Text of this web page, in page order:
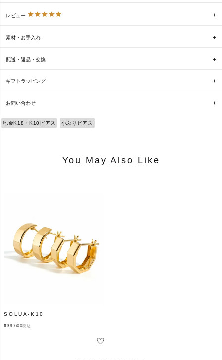
レビュー
素材・お手入れ
配送・返品・交換
ギフトラッピング
お問い合わせ
地金K18・K10ピアス 小ぶりピアス
You May Also Like
SOLUA-K10
¥39,600税込